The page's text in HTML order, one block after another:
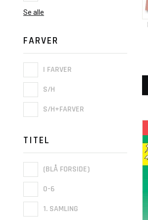
Se alle
FARVER
I FARVER
S/H
S/H+FARVER
TITEL
(BLÅ FORSIDE)
0-6
1. SAMLING